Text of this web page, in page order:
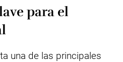
para el
una de las principales